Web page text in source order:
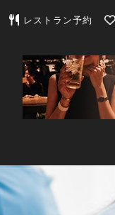
東京カレンダー | 最
レストラン予約